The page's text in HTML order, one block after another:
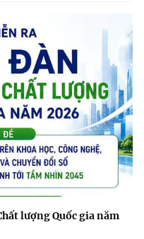
lượng Quốc gia năm